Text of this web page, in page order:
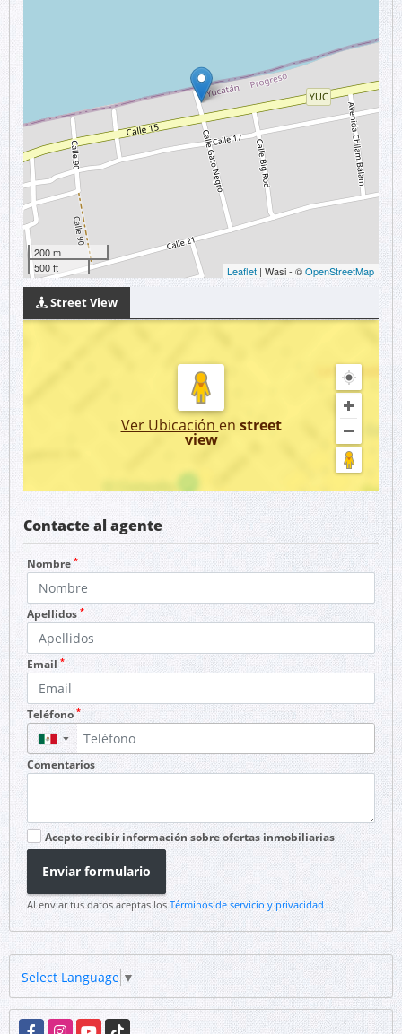
200 m
500 ft
Leaflet | Wasi - ©OpenStreetMap
Street View
Ver Ubicación en street
view
Contacte al agente
Nombre *
Apellidos *
Email *
Teléfono *
▼
Comentarios
Acepto recibir información sobre ofertas inmobiliarias
Enviar formulario
Al enviar tus datos aceptas los Términos de servicio y privacidad
Select Language ▼
FacebookInstagramYouTubeTikTok